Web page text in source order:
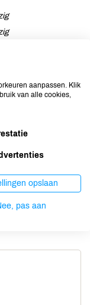
aanpassen. Klik
van alle cookies,
opslaan
pas aan